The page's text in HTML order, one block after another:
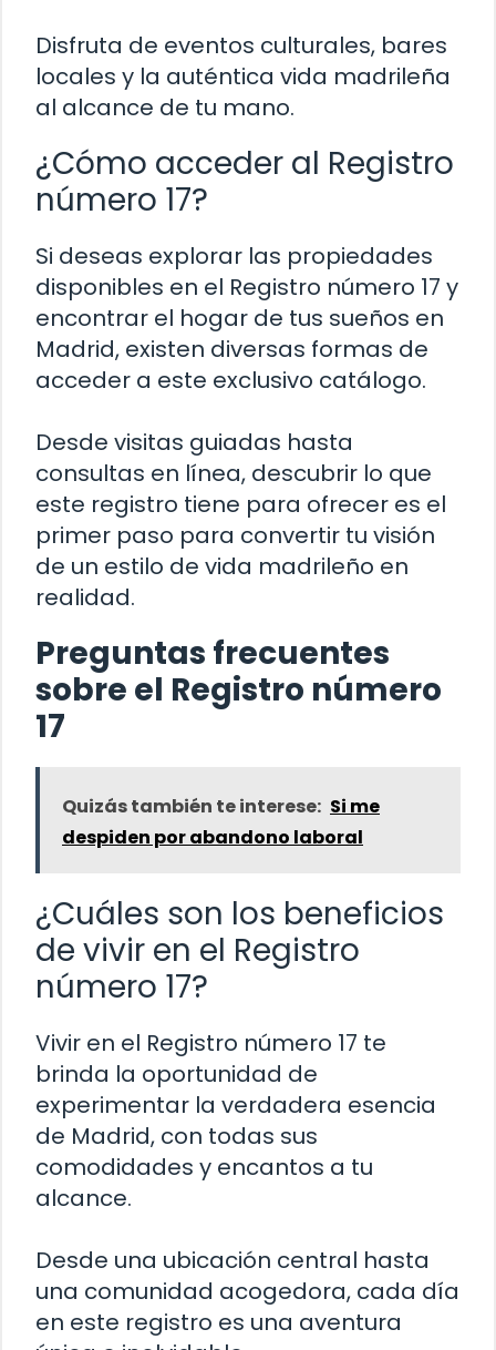
Disfruta de eventos culturales, bares
locales y la auténtica vida madrileña
al alcance de tu mano.
¿Cómo acceder al Registro
número 17?
Si deseas explorar las propiedades
disponibles en el Registro número 17 y
encontrar el hogar de tus sueños en
Madrid, existen diversas formas de
acceder a este exclusivo catálogo.
Desde visitas guiadas hasta
consultas en línea, descubrir lo que
este registro tiene para ofrecer es el
primer paso para convertir tu visión
de un estilo de vida madrileño en
realidad.
Preguntas frecuentes
sobre el Registro número
17
Quizás también te interese: Si me
despiden por abandono laboral
¿Cuáles son los beneficios
de vivir en el Registro
número 17?
Vivir en el Registro número 17 te
brinda la oportunidad de
experimentar la verdadera esencia
de Madrid, con todas sus
comodidades y encantos a tu
alcance.
Desde una ubicación central hasta
una comunidad acogedora, cada día
en este registro es una aventura